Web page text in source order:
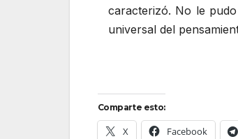
caracterizó. No le
universal del
Comparte esto:
X Facebook